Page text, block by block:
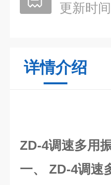
更新时间
详情介绍
ZD-4调速多用
一、 ZD-4调速